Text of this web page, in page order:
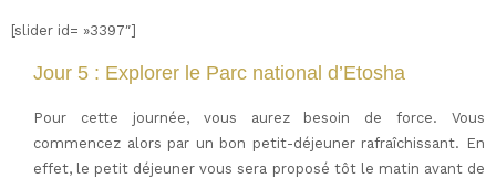
[slider id= »3397″]
Jour 5 : Explorer le Parc national d’Etosha
Pour cette journée, vous aurez besoin de force. Vous
commencez alors par un bon petit-déjeuner rafraîchissant. En
effet, le petit déjeuner vous sera proposé tôt le matin avant de